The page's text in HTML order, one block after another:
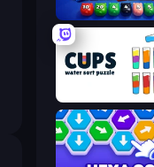
Pixel Blast